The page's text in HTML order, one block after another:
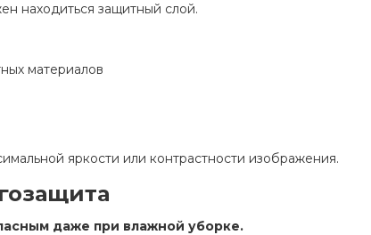
находиться защитный слой.
материалов
яркости или контрастности изображения.
даже при влажной уборке.